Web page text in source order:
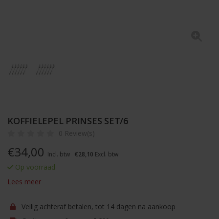
KOFFIELEPEL PRINSES SET/6
0 Review(s)
€34,00 Incl. btw €28,10 Excl. btw
Op voorraad
Lees meer
Veilig achteraf betalen, tot 14 dagen na aankoop